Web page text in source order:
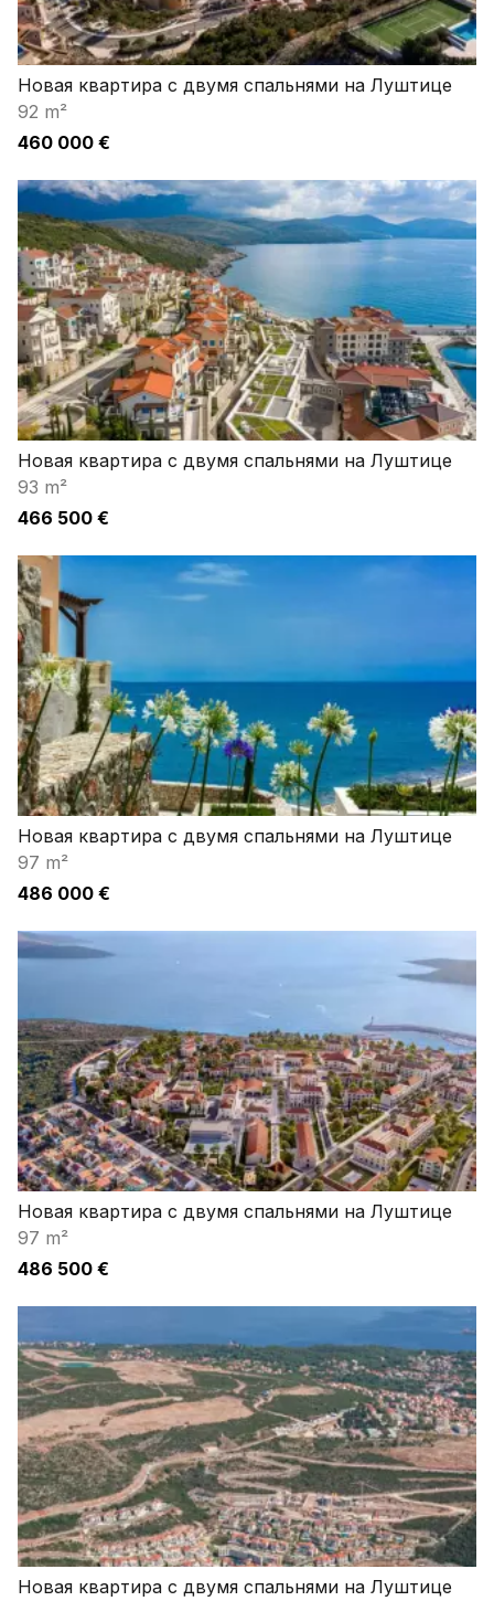
Новая квартира с двумя спальнями на Луштице
92 m²
460 000 €
Новая квартира с двумя спальнями на Луштице
93 m²
466 500 €
Новая квартира с двумя спальнями на Луштице
97 m²
486 000 €
Новая квартира с двумя спальнями на Луштице
97 m²
486 500 €
Новая квартира с двумя спальнями на Луштице